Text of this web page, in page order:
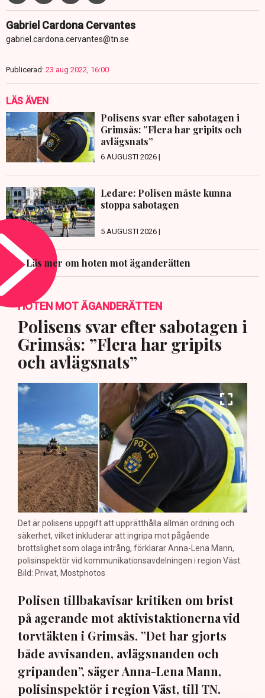
Gabriel Cardona Cervantes
gabriel.cardona.cervantes@tn.se
Publicerad: 23 aug 2022, 16:00
LÄS ÄVEN
Polisens svar efter sabotagen i
Grimsås: ”Flera har gripits och
avlägsnats”
6 AUGUSTI 2026 |
Ledare: Polisen måste kunna
stoppa sabotagen
5 AUGUSTI 2026 |
Läs mer om hoten mot äganderätten
HOTEN MOT ÄGANDERÄTTEN
Polisens svar efter sabotagen i
Grimsås: ”Flera har gripits
och avlägsnats”
Det är polisens uppgift att upprätthålla allmän ordning och
säkerhet, vilket inkluderar att ingripa mot pågående
brottslighet som olaga intrång, förklarar Anna-Lena Mann,
polisinspektör vid kommunikationsavdelningen i region Väst.
Bild: Privat, Mostphotos
Polisen tillbakavisar kritiken om brist
på agerande mot aktivistaktionerna vid
torvtäkten i Grimsås. ”Det har gjorts
både avvisanden, avlägsnanden och
gripanden”, säger Anna-Lena Mann,
polisinspektör i region Väst, till TN.